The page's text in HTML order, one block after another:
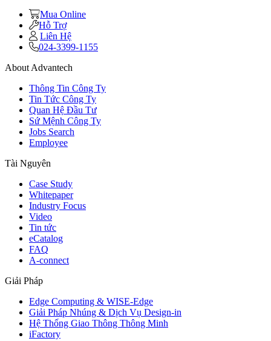
Mua Online
Hỗ Trợ
Liên Hệ
024-3399-1155
About Advantech
Thông Tin Công Ty
Tin Tức Công Ty
Quan Hệ Đầu Tư
Sứ Mệnh Công Ty
Jobs Search
Employee
Tài Nguyên
Case Study
Whitepaper
Industry Focus
Video
Tin tức
eCatalog
FAQ
A-connect
Giải Pháp
Edge Computing & WISE-Edge
Giải Pháp Nhúng & Dịch Vụ Design-in
Hệ Thống Giao Thông Thông Minh
iFactory